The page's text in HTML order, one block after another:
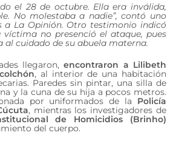
el 28 de octubre. Ella era inválida,
No molestaba a nadie”, contó uno
a La Opinión. Otro testimonio indicó
no presenció el ataque, pues
al cuidado de su abuela materna.
llegaron,encontraron a Lilibeth
, al interior de una habitación
Paredes sin pintar, una silla de
y la cuna de su hija a pocos metros.
por uniformados de la Policía
, mientras los investigadores de
de Homicidios (Brinho)
del cuerpo.